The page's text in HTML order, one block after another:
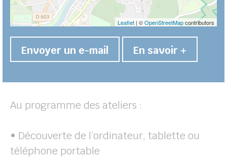
Leaflet | ©OpenStreetMapcontributors
Envoyer un e-mail En savoir +
Au programme des ateliers :
• Découverte de l’ordinateur, tablette ou
téléphone portable